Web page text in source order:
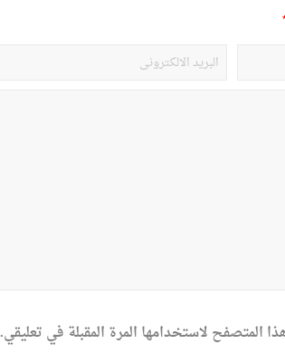
المتصفح لاستخدامها المرة المقبلة في تعليقي.